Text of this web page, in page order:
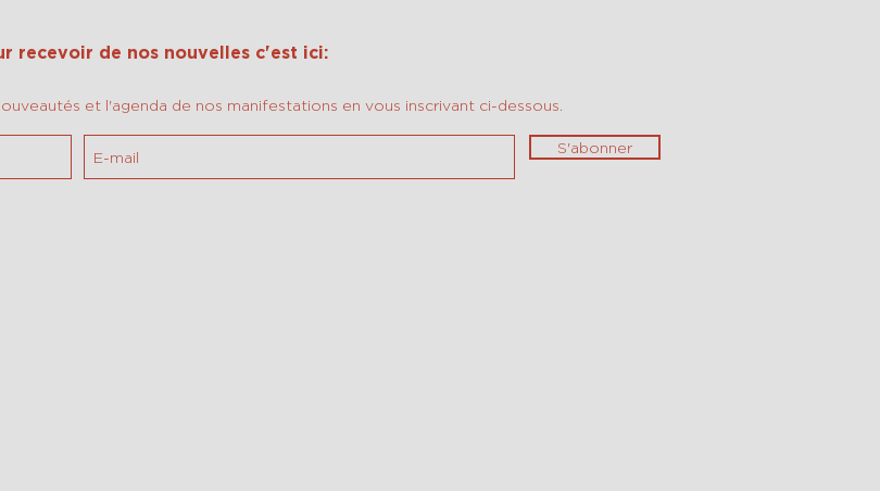
recevoir de nos nouvelles c'est ici:
et l'agenda de nos manifestations en vous inscrivant ci-dessous.
S'abonner